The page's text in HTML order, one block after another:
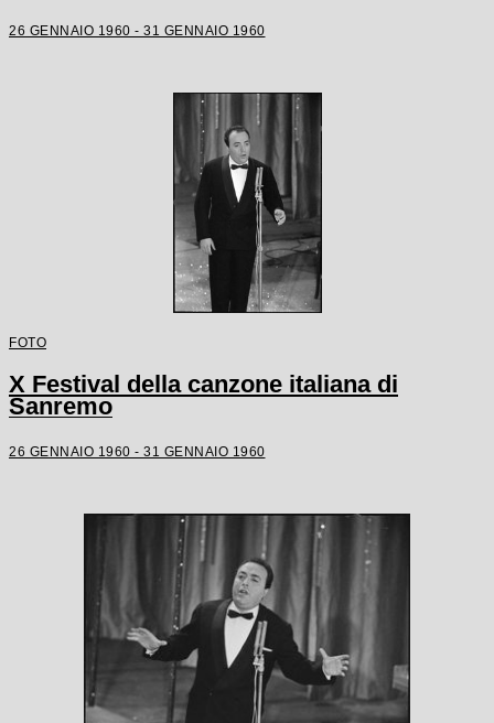
26 GENNAIO 1960 - 31 GENNAIO 1960
FOTO
X Festival della canzone italiana di
Sanremo
26 GENNAIO 1960 - 31 GENNAIO 1960